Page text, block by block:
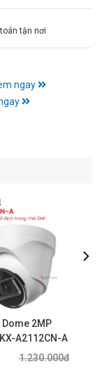
tận nơi
ngay
2MP
A2112CN-A
1.230.000đ